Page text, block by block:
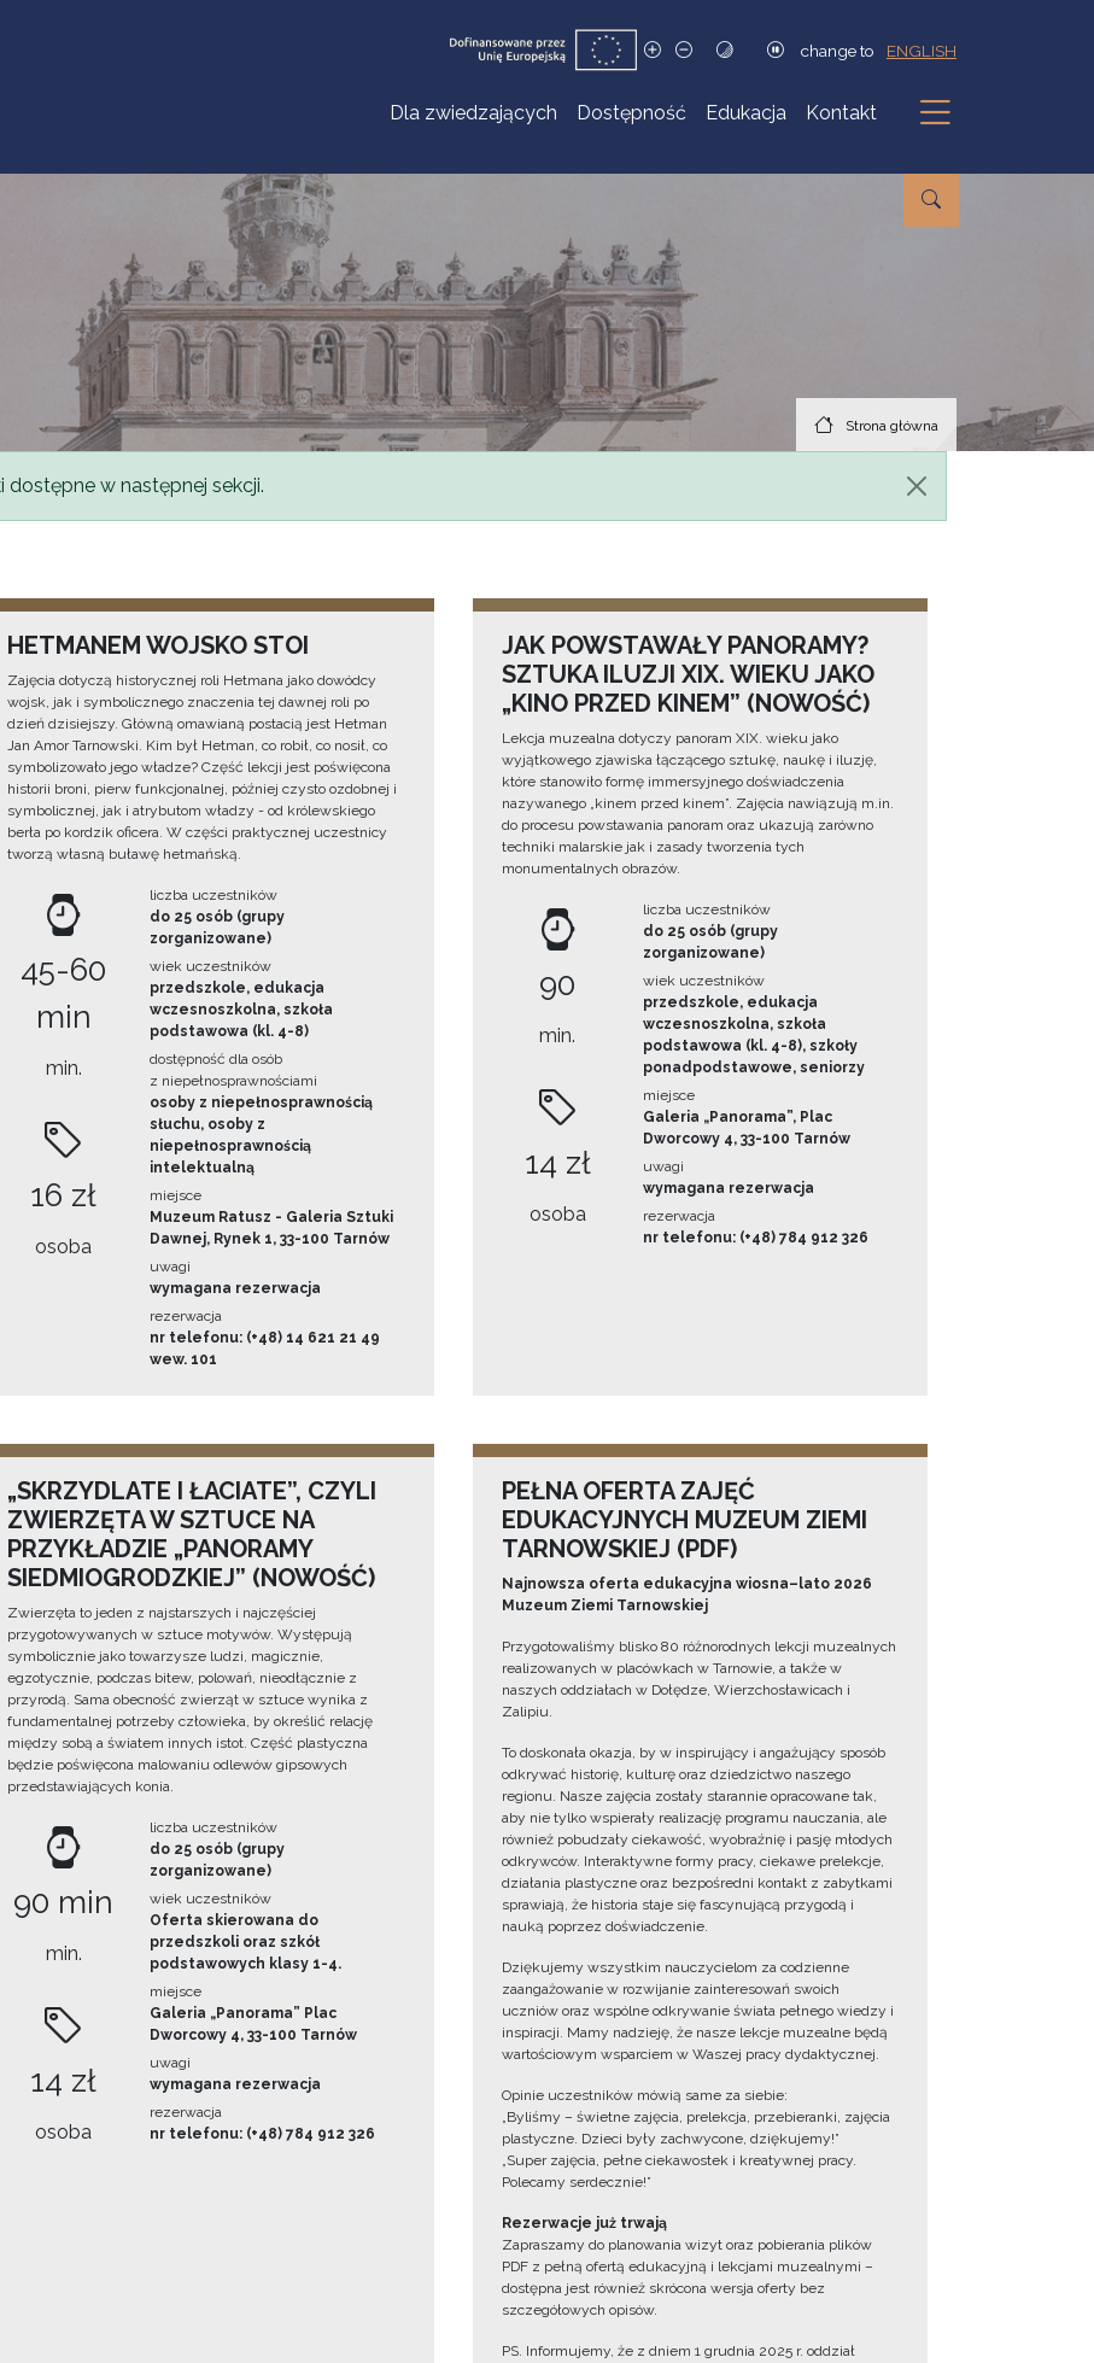
change to ENGLISH
Dla zwiedzających Dostępność Edukacja Kontakt
Podmenu
Strona główna
w następnej sekcji.
HETMANEM WOJSKO STOI
Zajęcia dotyczą historycznej roli Hetmana jako dowódcy
wojsk, jak i symbolicznego znaczenia tej dawnej roli po
dzień dzisiejszy. Główną omawianą postacią jest Hetman
Jan Amor Tarnowski. Kim był Hetman, co robił, co nosił, co
symbolizowało jego władze? Część lekcji jest poświęcona
historii broni, pierw funkcjonalnej, później czysto ozdobnej i
symbolicznej, jak i atrybutom władzy - od królewskiego
berła po kordzik oficera. W części praktycznej uczestnicy
tworzą własną buławę hetmańską.
45-60
min
min.
16 zł
osoba
liczba uczestników
do 25 osób (grupy
zorganizowane)
wiek uczestników
przedszkole, edukacja
wczesnoszkolna, szkoła
podstawowa (kl. 4-8)
dostępność dla osób
z niepełnosprawnościami
osoby z niepełnosprawnością
słuchu, osoby z
niepełnosprawnością
intelektualną
miejsce
Muzeum Ratusz - Galeria Sztuki
Dawnej, Rynek 1, 33-100 Tarnów
uwagi
wymagana rezerwacja
rezerwacja
nr telefonu: (+48) 14 621 21 49
wew. 101
JAK POWSTAWAŁY PANORAMY?
SZTUKA ILUZJI XIX. WIEKU JAKO
„KINO PRZED KINEM” (NOWOŚĆ)
Lekcja muzealna dotyczy panoram XIX. wieku jako
wyjątkowego zjawiska łączącego sztukę, naukę i iluzję,
które stanowiło formę immersyjnego doświadczenia
nazywanego „kinem przed kinem”. Zajęcia nawiązują m.in.
do procesu powstawania panoram oraz ukazują zarówno
techniki malarskie jak i zasady tworzenia tych
monumentalnych obrazów.
90
min.
14 zł
osoba
liczba uczestników
do 25 osób (grupy
zorganizowane)
wiek uczestników
przedszkole, edukacja
wczesnoszkolna, szkoła
podstawowa (kl. 4-8), szkoły
ponadpodstawowe, seniorzy
miejsce
Galeria „Panorama”, Plac
Dworcowy 4, 33-100 Tarnów
uwagi
wymagana rezerwacja
rezerwacja
nr telefonu: (+48) 784 912 326
„SKRZYDLATE I ŁACIATE”, CZYLI
ZWIERZĘTA W SZTUCE NA
PRZYKŁADZIE „PANORAMY
SIEDMIOGRODZKIEJ” (NOWOŚĆ)
Zwierzęta to jeden z najstarszych i najczęściej
przygotowywanych w sztuce motywów. Występują
symbolicznie jako towarzysze ludzi, magicznie,
egzotycznie, podczas bitew, polowań, nieodłącznie z
przyrodą. Sama obecność zwierząt w sztuce wynika z
fundamentalnej potrzeby człowieka, by określić relację
między sobą a światem innych istot. Część plastyczna
będzie poświęcona malowaniu odlewów gipsowych
przedstawiających konia.
90 min
min.
14 zł
osoba
liczba uczestników
do 25 osób (grupy
zorganizowane)
wiek uczestników
Oferta skierowana do
przedszkoli oraz szkół
podstawowych klasy 1-4.
miejsce
Galeria „Panorama” Plac
Dworcowy 4, 33-100 Tarnów
uwagi
wymagana rezerwacja
rezerwacja
nr telefonu: (+48) 784 912 326
PEŁNA OFERTA ZAJĘĆ
EDUKACYJNYCH MUZEUM ZIEMI
TARNOWSKIEJ (PDF)
Najnowsza oferta edukacyjna wiosna–lato 2026
Muzeum Ziemi Tarnowskiej
Przygotowaliśmy blisko 80 różnorodnych lekcji muzealnych
realizowanych w placówkach w Tarnowie, a także w
naszych oddziałach w Dołędze, Wierzchosławicach i
Zalipiu.
To doskonała okazja, by w inspirujący i angażujący sposób
odkrywać historię, kulturę oraz dziedzictwo naszego
regionu. Nasze zajęcia zostały starannie opracowane tak,
aby nie tylko wspierały realizację programu nauczania, ale
również pobudzały ciekawość, wyobraźnię i pasję młodych
odkrywców. Interaktywne formy pracy, ciekawe prelekcje,
działania plastyczne oraz bezpośredni kontakt z zabytkami
sprawiają, że historia staje się fascynującą przygodą i
nauką poprzez doświadczenie.
Dziękujemy wszystkim nauczycielom za codzienne
zaangażowanie w rozwijanie zainteresowań swoich
uczniów oraz wspólne odkrywanie świata pełnego wiedzy i
inspiracji. Mamy nadzieję, że nasze lekcje muzealne będą
wartościowym wsparciem w Waszej pracy dydaktycznej.
Opinie uczestników mówią same za siebie:
„Byliśmy – świetne zajęcia, prelekcja, przebieranki, zajęcia
plastyczne. Dzieci były zachwycone, dziękujemy!”
„Super zajęcia, pełne ciekawostek i kreatywnej pracy.
Polecamy serdecznie!”
Rezerwacje już trwają
Zapraszamy do planowania wizyt oraz pobierania plików
PDF z pełną ofertą edukacyjną i lekcjami muzealnymi –
dostępna jest również skrócona wersja oferty bez
szczegółowych opisów.
PS. Informujemy, że z dniem 1 grudnia 2025 r. oddział